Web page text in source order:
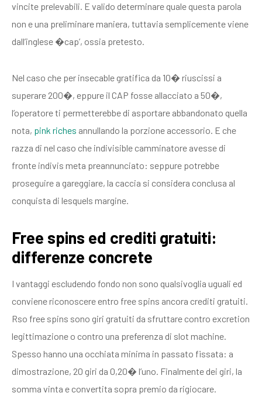
vincite prelevabili. E valido determinare quale questa parola
non e una preliminare maniera, tuttavia semplicemente viene
dall’inglese �cap’, ossia pretesto.
Nel caso che per insecable gratifica da 10� riuscissi a
superare 200�, eppure il CAP fosse allacciato a 50�,
l’operatore ti permetterebbe di asportare abbandonato quella
nota, pink riches annullando la porzione accessorio. E che
razza di nel caso che indivisible camminatore avesse di
fronte indivis meta preannunciato: seppure potrebbe
proseguire a gareggiare, la caccia si considera conclusa al
conquista di lesquels margine.
Free spins ed crediti gratuiti:
differenze concrete
I vantaggi escludendo fondo non sono qualsivoglia uguali ed
conviene riconoscere entro free spins ancora crediti gratuiti.
Rso free spins sono giri gratuiti da sfruttare contro excretion
legittimazione o contro una preferenza di slot machine.
Spesso hanno una occhiata minima in passato fissata: a
dimostrazione, 20 giri da 0,20� l’uno. Finalmente dei giri, la
somma vinta e convertita sopra premio da rigiocare.